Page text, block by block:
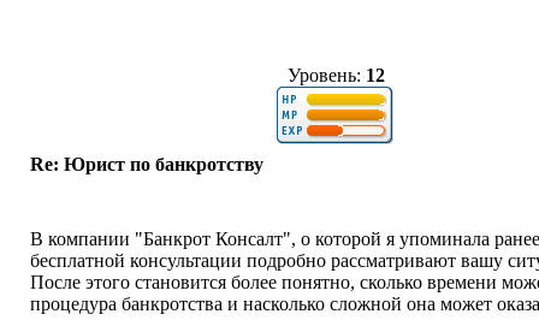
Уровень: 12
Re: Юрист по банкротству
В компании "Банкрот Консалт", о которой я упоминала
бесплатной консультации подробно рассматривают вашу
После этого становится более понятно, сколько времени
процедура банкротства и насколько сложной она может